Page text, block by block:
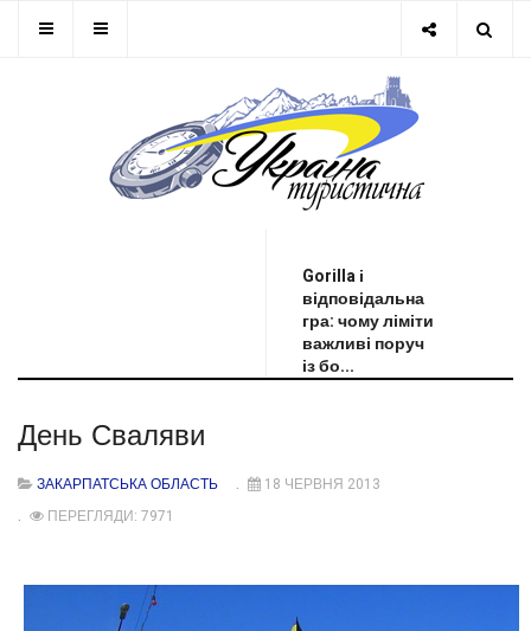
Gorilla і
відповідальна
гра: чому ліміти
важливі поруч
із бо...
День Сваляви
ЗАКАРПАТСЬКА ОБЛАСТЬ
18 ЧЕРВНЯ 2013
ПЕРЕГЛЯДИ: 7971